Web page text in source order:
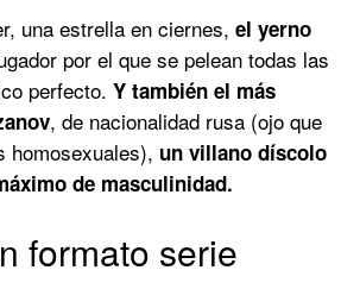
una estrella en ciernes, el yerno
por el que se pelean todas las
perfecto. Y también el más
, de nacionalidad rusa (ojo que
homosexuales), un villano díscolo
de masculinidad.
formato serie